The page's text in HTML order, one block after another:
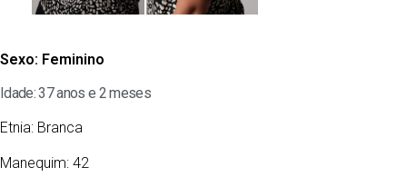
Sexo: Feminino
Idade: 37 anos e 2 meses
Etnia: Branca
Manequim: 42